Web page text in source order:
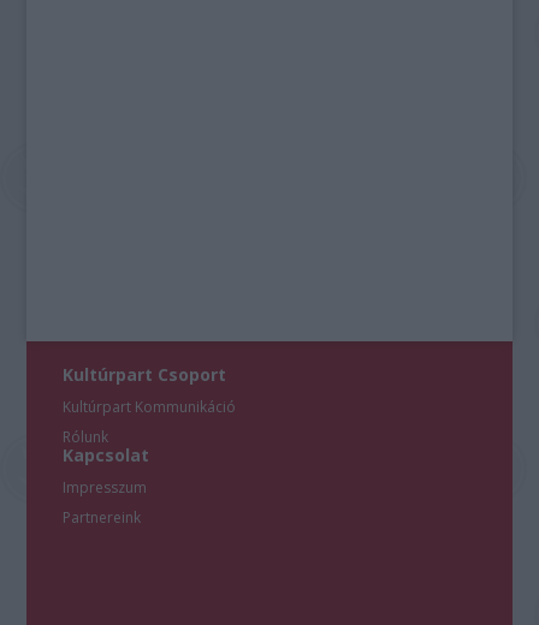
Kultúrpart Csoport
Kultúrpart Kommunikáció
Rólunk
Kapcsolat
Impresszum
Partnereink